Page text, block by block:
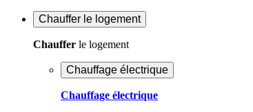
Chauffer le logement
Chauffer le logement
Chauffage électrique
Chauffage électrique